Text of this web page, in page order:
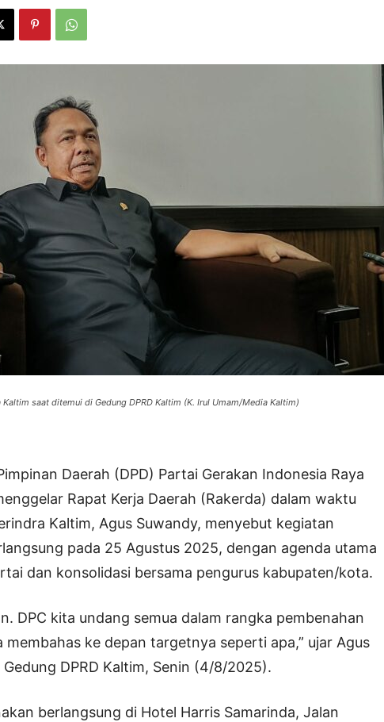
saat ditemui di Gedung DPRD Kaltim (K. Irul Umam/Media Kaltim)
Daerah (DPD) Partai Gerakan Indonesia Raya
Rapat Kerja Daerah (Rakerda) dalam waktu
Kaltim, Agus Suwandy, menyebut kegiatan
pada 25 Agustus 2025, dengan agenda utama
dan konsolidasi bersama pengurus kabupaten/kota.
DPC kita undang semua dalam rangka pembenahan
ke depan targetnya seperti apa,” ujar Agus
DPRD Kaltim, Senin (4/8/2025).
berlangsung di Hotel Harris Samarinda, Jalan